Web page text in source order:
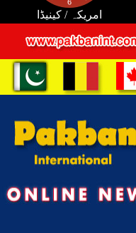
امریکہ / کینیڈا